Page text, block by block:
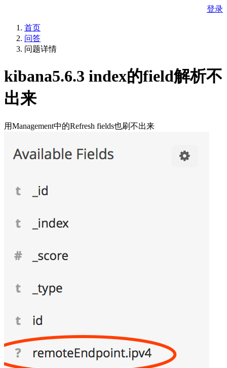
登录
首页
问答
问题详情
kibana5.6.3 index的field解析不
出来
用Management中的Refresh fields也刷不出来